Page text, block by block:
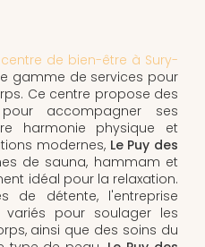
centre de bien-être à Sury-
gamme de services pour
Ce centre propose des
accompagner ses
harmonie physique et
modernes, Le Puy des
de sauna, hammam et
idéal pour la relaxation.
de détente, l'entreprise
pour soulager les
ainsi que des soins du